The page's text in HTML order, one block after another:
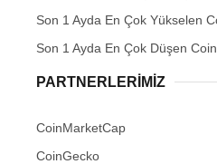
Son 1 Ayda En Çok Yükselen
Son 1 Ayda En Çok Düşen
PARTNERLERIMIZ
CoinMarketCap
CoinGecko